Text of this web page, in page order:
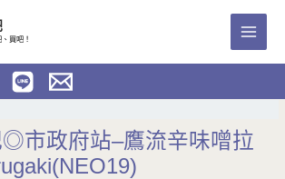
買吧！
Main
市政府站–鷹流辛味噌拉